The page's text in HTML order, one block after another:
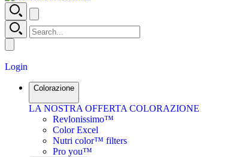
Login
Colorazione
LA NOSTRA OFFERTA COLORAZIONE
Revlonissimo™
Color Excel
Nutri color™ filters
Pro you™